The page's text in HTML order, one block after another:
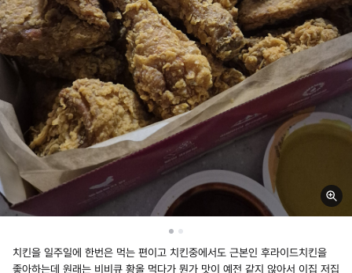
치킨을 일주일에 한번은 먹는 편이고 치킨중에서도 근본인 후라이드치킨을
좋아하는데 원래는 비비큐 황올 먹다가 뭔가 맛이 예전 같지 않아서 이집 저집